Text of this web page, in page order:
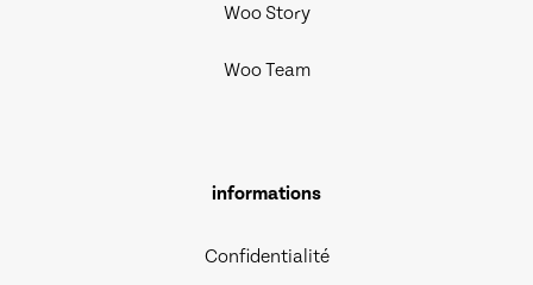
Woo Story
Woo Team
informations
Confidentialité